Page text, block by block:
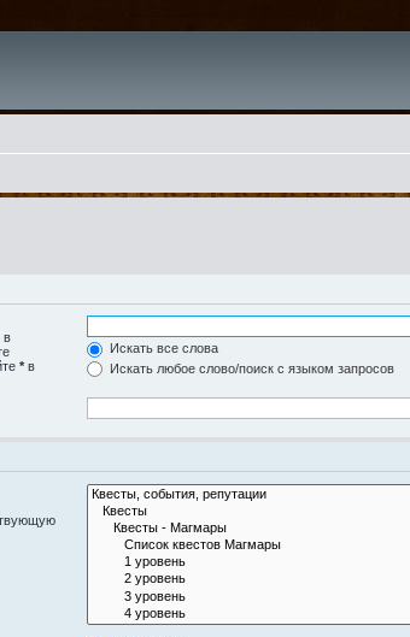
в
* в
Искать все слова
Искать любое слово/поиск с языком запросов